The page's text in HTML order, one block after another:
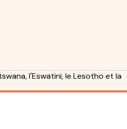
l'Eswatini, le Lesotho et la